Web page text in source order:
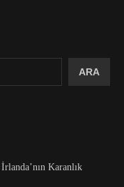
ARA
Karanlık